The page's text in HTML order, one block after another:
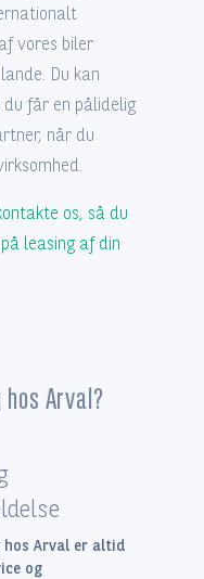
vores biler
Du kan
får en pålidelig
når du
os, så du
leasing af din
Arval?
hos Arval er altid
og